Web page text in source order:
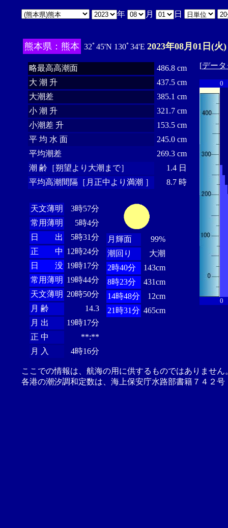
年 月 日
熊本県：熊本 32ﾟ45'N 130ﾟ34'E 2023年08月01日(火)
略最高高潮面
486.8 cm
大 潮 升
437.5 cm
大潮差
385.1 cm
小 潮 升
321.7 cm
小潮差 升
153.5 cm
平 均 水 面
245.0 cm
平均潮差
269.3 cm
潮 齢［朔望より大潮まで］
1.4 日
平均高潮間隔［月正中より満潮 ］
8.7 時
天文薄明
3時57分
常用薄明
5時4分
日 出
5時31分
正 中 12時24分
日 没 19時17分
常用薄明 19時44分
天文薄明 20時50分
月 齢
14.3
月 出
19時17分
正 中
**:**
月 入
4時16分
月輝面
99%
潮回り
大潮
2時40分
143cm
8時23分
431cm
14時48分
12cm
21時31分 465cm
[デー
0
0
ここでの情報は、航海の用に供するものではありませ
各港の潮汐調和定数は、海上保安庁水路部書籍７４２